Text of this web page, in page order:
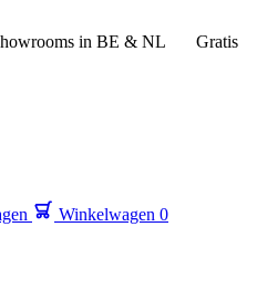
in BE & NL
Gratis
Winkelwagen 0